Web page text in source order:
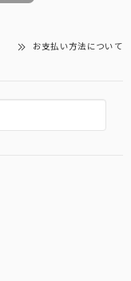
お支払い方法について